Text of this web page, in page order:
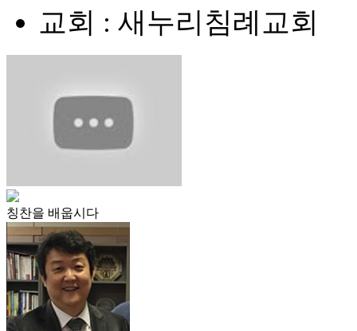
교회 : 새누리침례교회
칭찬을 배웁시다